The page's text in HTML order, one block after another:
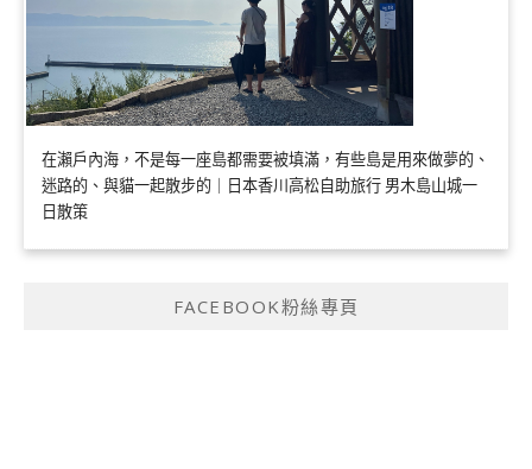
在瀨戶內海，不是每一座島都需要被填滿，有些島是用來做夢的、
迷路的、與貓一起散步的｜日本香川高松自助旅行 男木島山城一
日散策
FACEBOOK粉絲專頁